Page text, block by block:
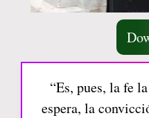
“Es, pues, la fe
espera, la